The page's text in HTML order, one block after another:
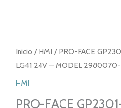
Inicio / HMI / PRO-FACE
LG41 24V – MODEL
HMI
PRO-FACE